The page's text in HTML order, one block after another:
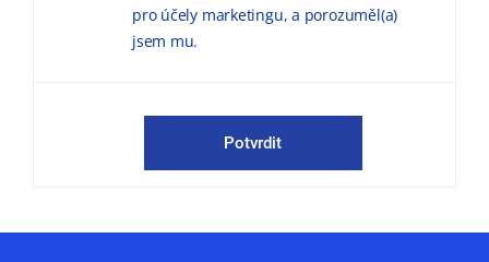
Důvodem zpracováníosobních údajů pro
marketingové účely je možnost zasílat
komunikace (e-mail, telefon sociální sítě, atp.),
pro účely marketingu, a porozuměl(a)
jsem mu.
Potvrdit